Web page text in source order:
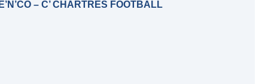
– C’ CHARTRES FOOTBALL